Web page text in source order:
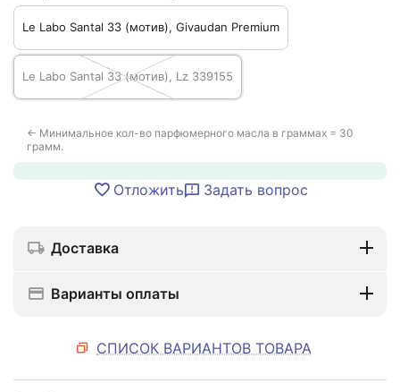
Le Labo Santal 33 (мотив), Givaudan Premium
Le Labo Santal 33 (мотив), Lz 339155
← Минимальное кол-во парфюмерного масла в граммах = 30
грамм.
Отложить Задать вопрос
Доставка
Варианты оплаты
СПИСОК ВАРИАНТОВ ТОВАРА